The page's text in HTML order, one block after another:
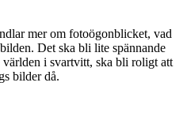
mer om fotoögonblicket, vad
Det ska bli lite spännande
i svartvitt, ska bli roligt att
bilder då.